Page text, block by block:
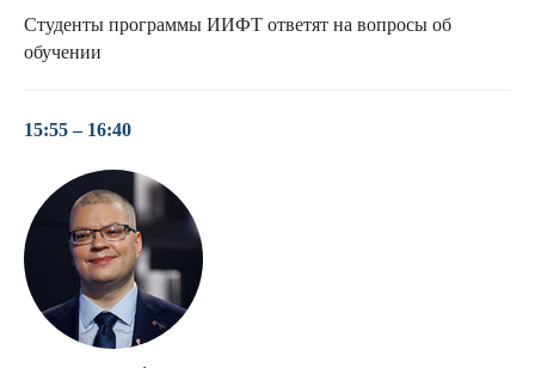
Студенты программы ИИФТ ответят на вопросы об
обучении
15:55 – 16:40